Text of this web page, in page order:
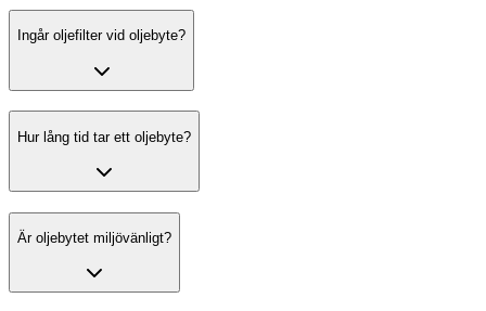
Ingår oljefilter vid oljebyte?
Hur lång tid tar ett oljebyte?
Är oljebytet miljövänligt?